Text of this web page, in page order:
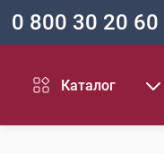
0 800 30 20 60
Каталог